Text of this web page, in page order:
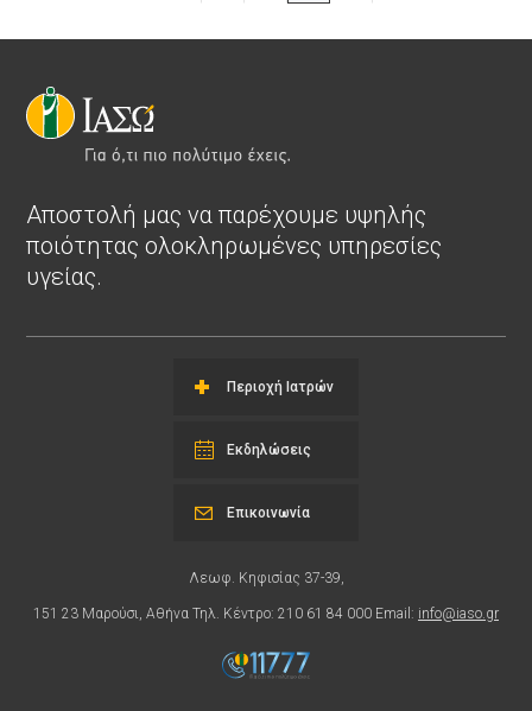
Αποστολή μας να παρέχουμε υψηλής
ποιότητας ολοκληρωμένες υπηρεσίες
υγείας.
Περιοχή Ιατρών
Εκδηλώσεις
Λεωφ. Κηφισίας 37-39,
151 23 Μαρούσι, Αθήνα Τηλ. Κέντρο: 210 61 84 000 Email: info@iaso.gr
Επικοινωνία